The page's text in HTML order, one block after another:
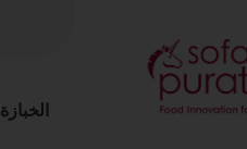
الخبازة